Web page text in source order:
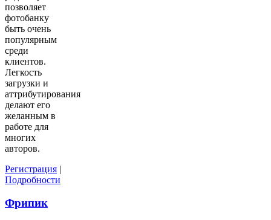
позволяет
фотобанку
быть очень
популярным
среди
клиентов.
Легкость
загрузки и
аттрибутирования
делают его
желанным в
работе для
многих
авторов.
Регистрация |
Подробности
Фрипик